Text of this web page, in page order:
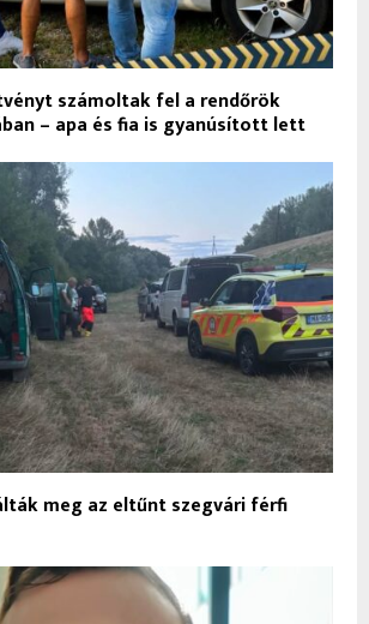
számoltak fel a rendőrök
– apa és fia is gyanúsított lett
meg az eltűnt szegvári férfi